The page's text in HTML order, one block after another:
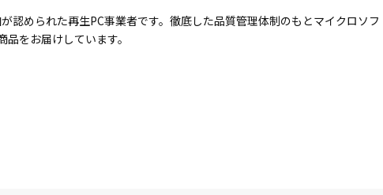
認められた再生PC事業者です。徹底した品質管理体制のもとマイクロソ
をお届けしています。